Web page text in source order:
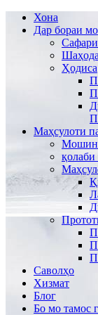
Хона
Дар бораи мо
Ҳодиса
Маҳсулоти
қолаби
Саволҳо
Хизмат
Блог
Бо мо тамос